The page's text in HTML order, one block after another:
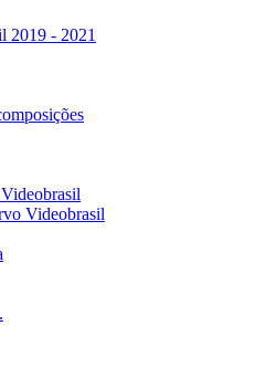
2019 - 2021
Videobrasil